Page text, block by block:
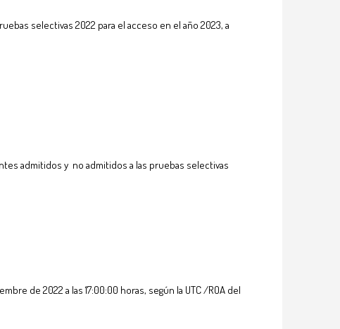
selectivas 2022 para el acceso en el año 2023, a
admitidos y no admitidos a las pruebas selectivas
de 2022 a las 17:00:00 horas, según la UTC /ROA del